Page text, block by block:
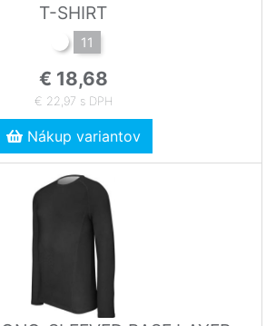
T-SHIRT
11
€ 18,68
€ 22,97 s DPH
Nákup variantov